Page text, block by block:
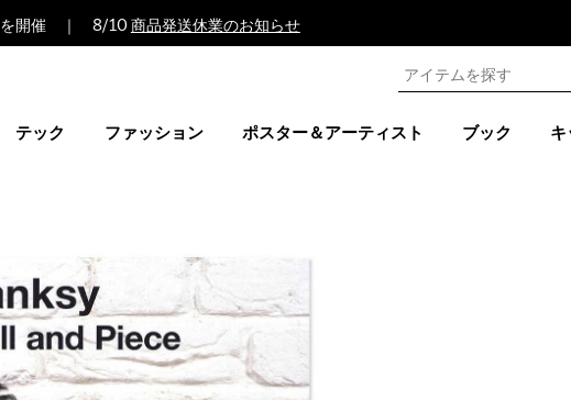
を開催 ｜ 8/10 商品発送休業のお知らせ
テック ファッション ポスター＆アーティスト ブック キ